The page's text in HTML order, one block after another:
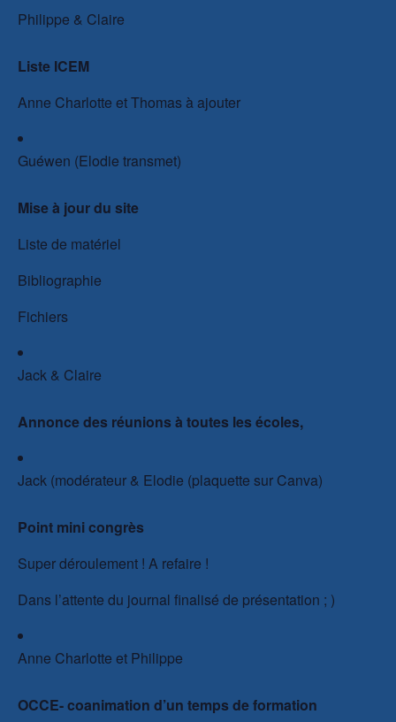
Philippe & Claire
Liste ICEM
Anne Charlotte et Thomas à ajouter
Guéwen (Elodie transmet)
Mise à jour du site
Liste de matériel
Bibliographie
Fichiers
Jack & Claire
Annonce des réunions à toutes les écoles,
Jack (modérateur & Elodie (plaquette sur Canva)
Point mini congrès
Super déroulement ! A refaire !
Dans l’attente du journal finalisé de présentation ; )
Anne Charlotte et Philippe
OCCE- coanimation d’un temps de formation